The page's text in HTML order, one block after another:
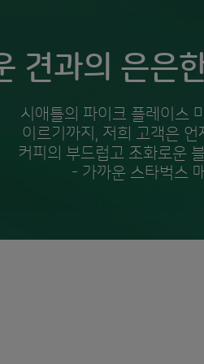
견과의 은은
시애틀의 파이크 플레이스
이르기까지, 저희 고객은
커피의 부드럽고 조화로운
- 가까운 스타벅스